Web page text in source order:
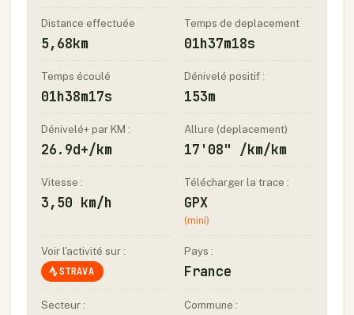
Distance effectuée
5,68km
Temps de deplacement
01h37m18s
Temps écoulé
01h38m17s
Dénivelé positif :
153m
Dénivelé+ par KM :
26.9d+/km
Allure (deplacement)
17'08" /km/km
Vitesse :
3,50 km/h
Télécharger la trace :
GPX
(mini)
Voir l'activité sur :
STRAVA
Pays :
France
Secteur : Commune :